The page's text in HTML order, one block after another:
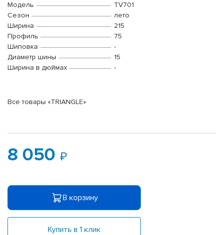
Модель
TV701
Сезон
лето
Ширина
215
Профиль
75
Шиповка
-
Диаметр шины
15
Ширина в дюймах
-
Все товары «TRIANGLE»
8 050
В корзину
Купить в 1 клик